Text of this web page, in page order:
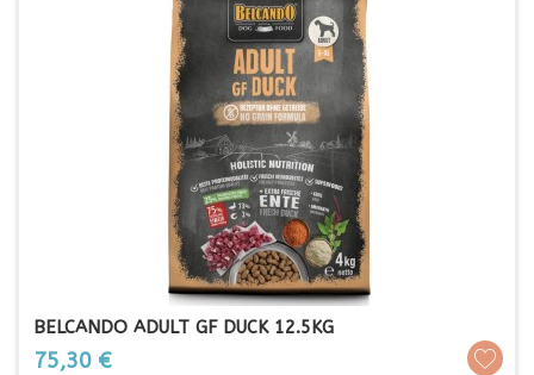
BELCANDO ADULT GF DUCK 12.5KG
Prezo
75,30 €